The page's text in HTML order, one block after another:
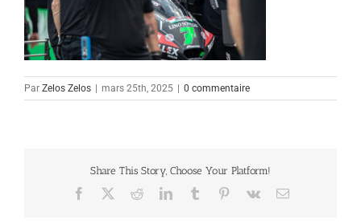
Par Zelos Zelos mars 25th, 2025 0 commentaire
Share This Story, Choose Your Platform!
Facebook RedditLinkedInTumblr Pinterest
Vk Email